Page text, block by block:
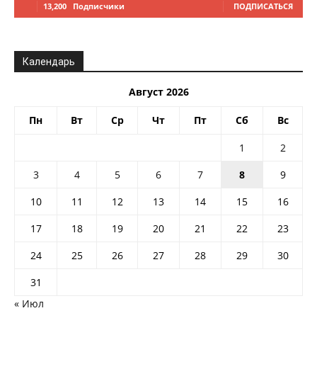
13,200 Подписчики ПОДПИСАТЬСЯ
Календарь
Август 2026
Пн Вт Ср Чт Пт Сб Вс
1
2
3
4 5 6 7 8
9
10
11 12 13 14 15
16
17
18 19 20 21 22
23
24
25 26 27 28 29
30
31
« Июл